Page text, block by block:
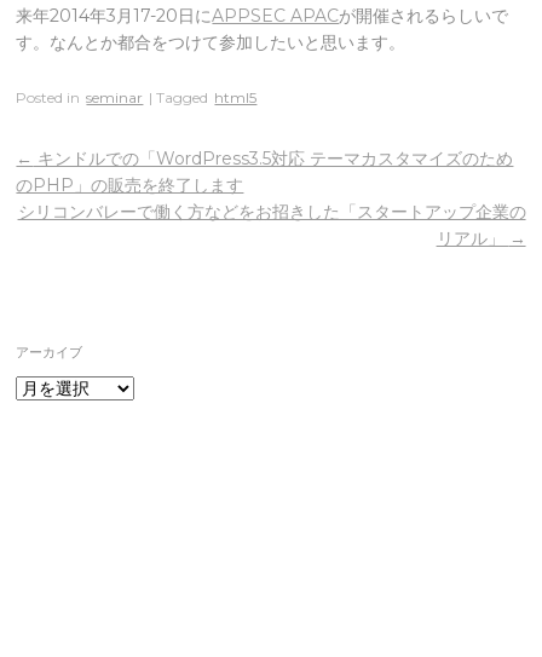
来年2014年3月17-20日にAPPSEC APACが開催されるらしいで
す。なんとか都合をつけて参加したいと思います。
Posted in seminar | Tagged html5
← キンドルでの「WordPress3.5対応 テーマカスタマイズのため
のPHP」の販売を終了します
シリコンバレーで働く方などをお招きした「スタートアップ企業の
リアル」
→
アーカイブ